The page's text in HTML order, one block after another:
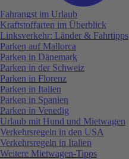
Fahrangst im Urlaub
Kraftstoffarten im Überblick
Linksverkehr: Länder & Fahrtipps
Parken auf Mallorca
Parken in Dänemark
Parken in der Schweiz
Parken in Florenz
Parken in Italien
Parken in Spanien
Parken in Venedig
Urlaub mit Hund und Mietwagen
Verkehrsregeln in den USA
Verkehrsregeln in Italien
Weitere Mietwagen-Tipps